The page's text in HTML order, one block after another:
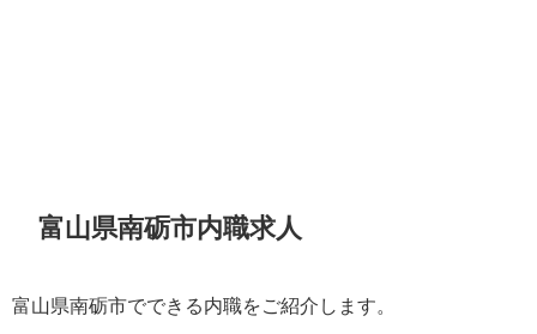
富山県南砺市内職求人
富山県南砺市でできる内職をご紹介します。